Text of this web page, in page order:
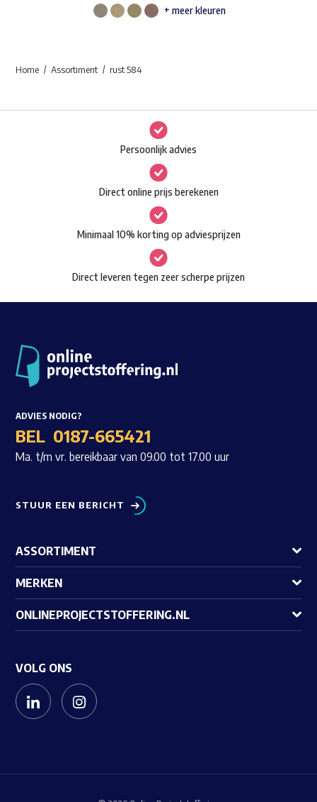
Waar ben je naar op zoek?
Dit
Deze
optie
kan
gekozen
worden
op
de
productpagina
+ meer kleuren
Home Assortiment rust 584
Persoonlijk advies
Direct online prijs berekenen
Minimaal 10% korting op adviesprijzen
Direct leveren tegen zeer scherpe prijzen
ADVIES NODIG?
BEL 0187-665421
Ma. t/m vr. bereikbaar van 09.00 tot 17.00 uur
STUUR EEN BERICHT
ASSORTIMENT
MERKEN
ONLINEPROJECTSTOFFERING.NL
VOLG ONS